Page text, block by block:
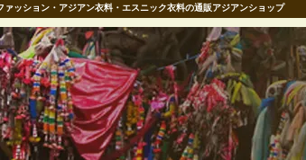
ッション・アジアン衣料・エスニック衣料の通販アジアンショップ